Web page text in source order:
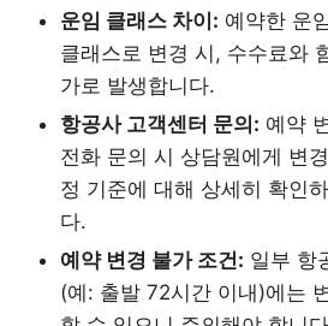
운임 클래스 차이: 예약한 운
클래스로 변경 시, 수수료와
가로 발생합니다.
항공사 고객센터 문의: 예약
전화 문의 시 상담원에게 변
정 기준에 대해 상세히 확인
다.
예약 변경 불가 조건: 일부 항
(예: 출발 72시간 이내)에는